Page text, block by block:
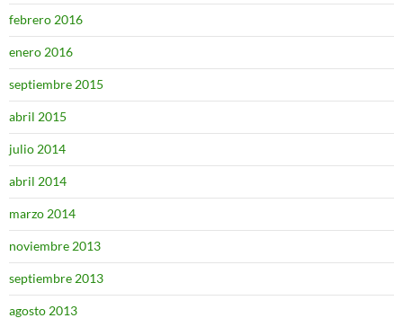
febrero 2016
enero 2016
septiembre 2015
abril 2015
julio 2014
abril 2014
marzo 2014
noviembre 2013
septiembre 2013
agosto 2013